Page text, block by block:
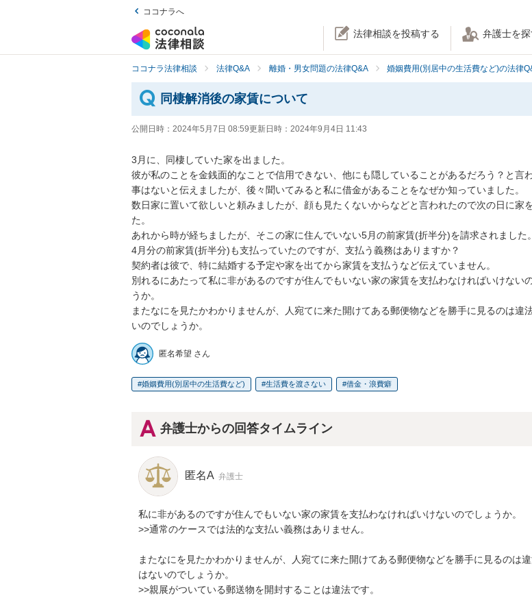
ココナラへ
法律相談を投稿する 弁護士を探
ココナラ法律相談 法律Q&A 離婚・男女問題の法律Q&A 婚姻費用(別居中の生活費など)の法律
同棲解消後の家賃について
公開日時： 2024年5月7日 08:59更新日時： 2024年9月4日 11:43
3月に、同棲していた家を出ました。
彼が私のことを金銭面的なことで信用できない、他にも隠していることがあるだろう？と言
事はないと伝えましたが、後々聞いてみると私に借金があることをなぜか知っていました。
数日家に置いて欲しいと頼みましたが、顔も見たくないからなどと言われたので次の日に家
た。
あれから時が経ちましたが、そこの家に住んでいない5月の前家賃(折半分)を請求されました。
4月分の前家賃(折半分)も支払っていたのですが、支払う義務はありますか？
契約者は彼で、特に結婚する予定や家を出てから家賃を支払うなど伝えていません。
別れるにあたって私に非があるのですが住んでもいない家の家賃を支払わなければいけない
うか。
またなにを見たかわかりませんが、人宛てに来た開けてある郵便物などを勝手に見るのは違
いのでしょうか。
匿名希望 さん
婚姻費用(別居中の生活費など) 生活費を渡さない 借金・浪費癖
弁護士からの回答タイムライン
匿名A 弁護士
私に非があるのですが住んでもいない家の家賃を支払わなければいけないのでしょうか。
>>通常のケースでは法的な支払い義務はありません。
またなにを見たかわかりませんが、人宛てに来た開けてある郵便物などを勝手に見るのは
はないのでしょうか。
>>親展がついている郵送物を開封することは違法です。